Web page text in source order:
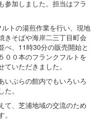
参加しました。担当はフラ
トの湯煎作業を行い、現地
きそばや海岸二三丁目町会
べ、11時30分の販売開始と
００本のフランクフルトを
いただきました。
いぷらの館内でもいろいろ
。
て、芝浦地域の交流のため